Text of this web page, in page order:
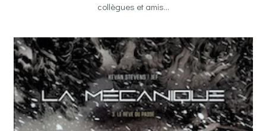
collègues et amis…